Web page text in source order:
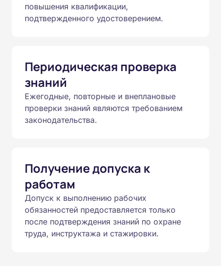
повышения квалификации,
подтвержденного удостоверением.
Периодическая проверка
знаний
Ежегодные, повторные и внеплановые
проверки знаний являются требованием
законодательства.
Получение допуска к
работам
Допуск к выполнению рабочих
обязанностей предоставляется только
после подтверждения знаний по охране
труда, инструктажа и стажировки.